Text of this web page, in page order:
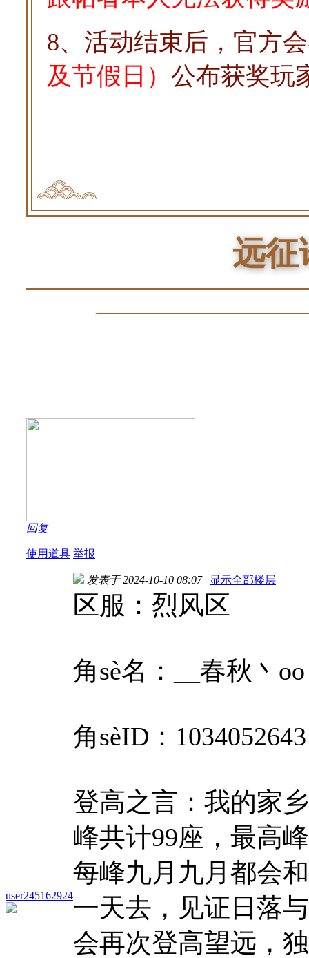
8、活动结束后，官方
及节假日） 公布获奖玩
远征
回复
使用道具 举报
user245162924
发表于 2024-10-10 08:07 | 显示全部楼层
区服：烈风区
角sè名：__春秋丶oo
角sèID：1034052643
登高之言：我的家
峰共计99座，最高
每峰九月九月都会
一天去，见证日落
会再次登高望远，